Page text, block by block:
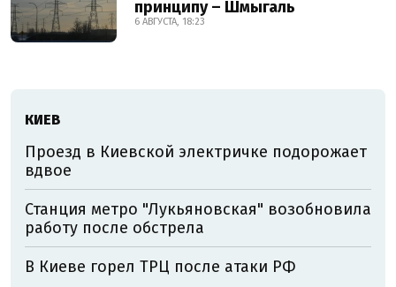
принципу – Шмыгаль
6 АВГУСТА, 18:23
КИЕВ
Проезд в Киевской электричке подорожает
вдвое
Станция метро "Лукьяновская" возобновила
работу после обстрела
В Киеве горел ТРЦ после атаки РФ